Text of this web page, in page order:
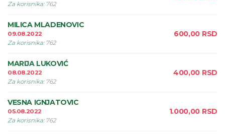
Za korisnika: 762
MILICA MLADENOVIC
09.08.2022
Za korisnika: 762
600,00 RSD
MARIJA LUKOVIĆ
08.08.2022
Za korisnika: 762
400,00 RSD
VESNA IGNJATOVIC
05.08.2022
Za korisnika: 762
1.000,00 RSD